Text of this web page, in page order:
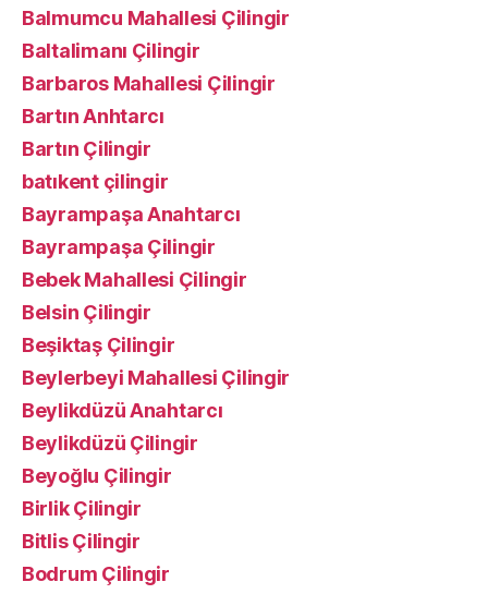
Balmumcu Mahallesi Çilingir
Baltalimanı Çilingir
Barbaros Mahallesi Çilingir
Bartın Anhtarcı
Bartın Çilingir
batıkent çilingir
Bayrampaşa Anahtarcı
Bayrampaşa Çilingir
Bebek Mahallesi Çilingir
Belsin Çilingir
Beşiktaş Çilingir
Beylerbeyi Mahallesi Çilingir
Beylikdüzü Anahtarcı
Beylikdüzü Çilingir
Beyoğlu Çilingir
Birlik Çilingir
Bitlis Çilingir
Bodrum Çilingir